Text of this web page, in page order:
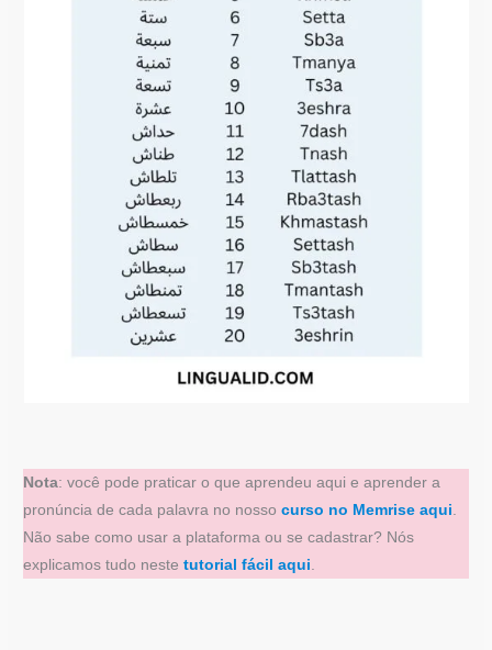
Nota: você pode praticar o que aprendeu aqui e aprender a
pronúncia de cada palavra no nossocurso no Memrise aqui.
Não sabe como usar a plataforma ou se cadastrar? Nós
explicamos tudo nestetutorial fácil aqui.